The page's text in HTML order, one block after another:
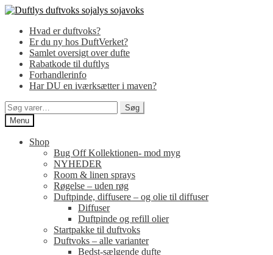
Spring
navigation
Spring
indholdHvad er duftvoks?
Er du ny hos DuftVerket?
Samlet oversigt over dufte
Rabatkode til duftlys
Forhandlerinfo
Har DU en iværksætter i maven?
Søg
efter:
Søg
Menu
Shop
Bug Off Kollektionen- mod myg
NYHEDER
Room & linen sprays
Røgelse – uden røg
Duftpinde, diffusere – og olie til diffuser
Diffuser
Duftpinde og refill olier
Startpakke til duftvoks
Duftvoks – alle varianter
Bedst-sælgende dufte